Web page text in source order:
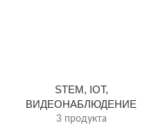
STEM, IOT,
ВИДЕОНАБЛЮДЕНИЕ
3 продукта